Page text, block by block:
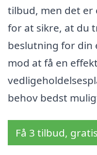
tilbud, men det er
for at sikre, at du
beslutning for din
mod at få en
behov bedst
Få 3 tilbud,